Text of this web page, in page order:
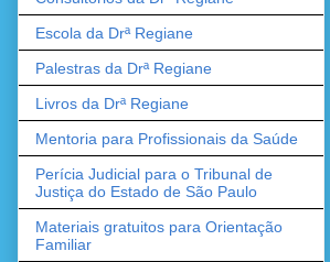
Escola da Drª Regiane
Palestras da Drª Regiane
Livros da Drª Regiane
Mentoria para Profissionais da Saúde
Perícia Judicial para o Tribunal de
Justiça do Estado de São Paulo
Materiais gratuitos para Orientação
Familiar